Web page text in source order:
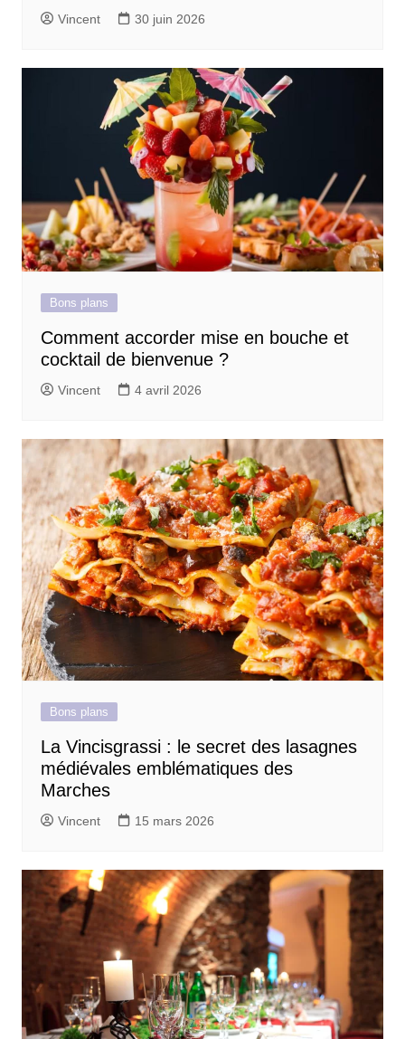
Vincent 30 juin 2026
Bons plans
Comment accorder mise en bouche et
cocktail de bienvenue ?
Vincent 4 avril 2026
Bons plans
La Vincisgrassi : le secret des lasagnes
médiévales emblématiques des
Marches
Vincent 15 mars 2026